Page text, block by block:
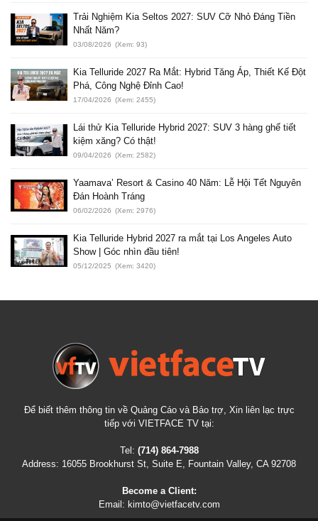
Trải Nghiệm Kia Seltos 2027: SUV Cỡ Nhỏ Đáng Tiền
Nhất Năm?
03/08/2026 (Xem: 93)
Kia Telluride 2027 Ra Mắt: Hybrid Tăng Áp, Thiết Kế Đột
Phá, Công Nghệ Đỉnh Cao!
17/04/2026 (Xem: 2455)
Lái thử Kia Telluride Hybrid 2027: SUV 3 hàng ghế tiết
kiệm xăng? Có thật!
09/04/2026 (Xem: 2582)
Yaamava’ Resort & Casino 40 Năm: Lễ Hội Tết Nguyên
Đán Hoành Tráng
06/02/2026 (Xem: 2976)
Kia Telluride Hybrid 2027 ra mắt tại Los Angeles Auto
Show | Góc nhìn đầu tiên!
05/12/2025 (Xem: 3420)
Để biết thêm thông tin về Quảng Cáo và Bảo trợ, Xin liên lạc trực
tiếp với VIETFACE TV tại:
Tel: (714) 864-7988
Address: 16055 Brookhurst St, Suite E, Fountain Valley, CA 92708
Become a Client:
Email: kimto@vietfacetv.com